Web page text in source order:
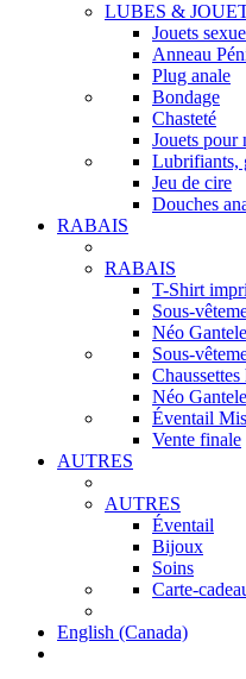
LUBES &
Jouets
Anneau
Plug anale
Bondage
Chasteté
Jouets pour
Lubrifiants,
Jeu de cire
Douches
RABAIS
RABAIS
T-Shirt
Sous-
Néo
Sous-
Néo
Éventail
Vente finale
AUTRES
AUTRES
Éventail
Bijoux
Soins
Carte-
English (Canada)